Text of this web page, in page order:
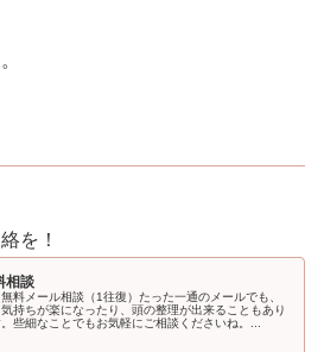
を！
相談
料メール相談（1往復）たった一通のメールでも、
持ちが楽になったり、頭の整理が出来ることもあり
。些細なことでもお気軽にご相談くださいね。...